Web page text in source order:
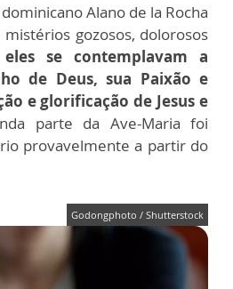
Alano de la Rocha
gozosos, dolorosos
se contemplavam a
de Deus, sua Paixão e
e glorificação de Jesus e
parte da Ave-Maria foi
provavelmente a partir do
Godongphoto / Shutterstock